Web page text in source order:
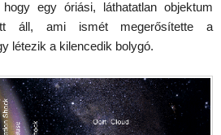
egy óriási, láthatatlan objektum
áll, ami ismét megerősítette a
létezik a kilencedik bolygó.